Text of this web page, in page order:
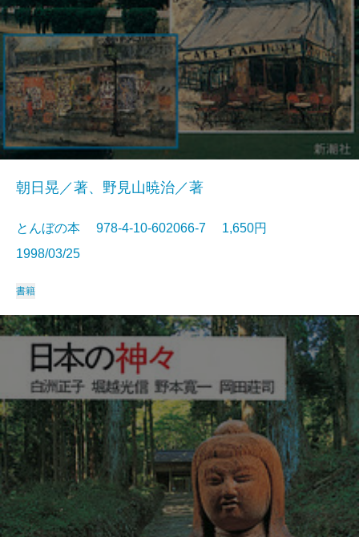
朝日晃／著、野見山暁治／著
とんぼの本 978-4-10-602066-7 1,650円
1998/03/25
書籍